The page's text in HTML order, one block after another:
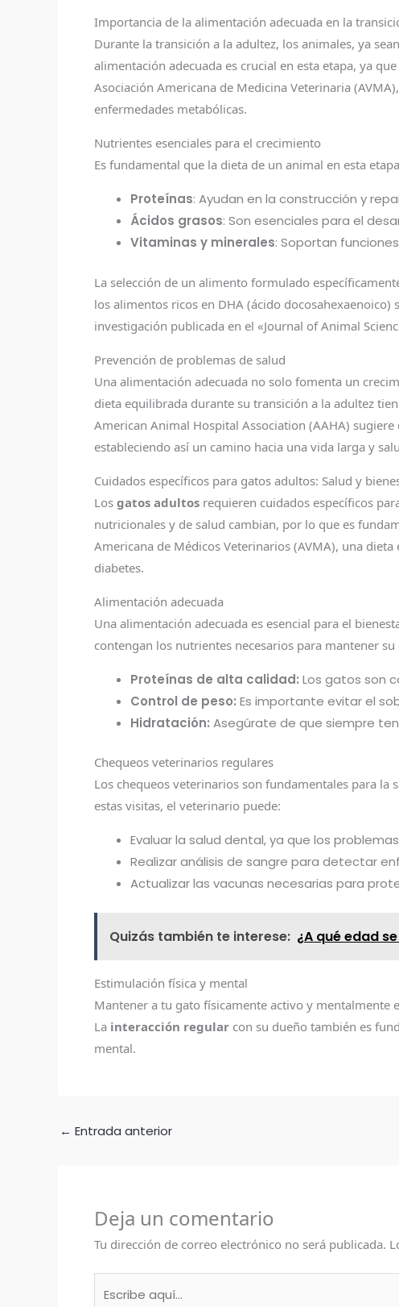
Importancia de la alimentación adecuada en la
Durante la transición a la adultez, los animales, ya
alimentación adecuada es crucial en esta etapa, ya
Asociación Americana de Medicina Veterinaria
enfermedades metabólicas.
Nutrientes esenciales para el crecimiento
Es fundamental que la dieta de un animal en esta
Proteínas: Ayudan en la construcción y
Ácidos grasos: Son esenciales para el
Vitaminas y minerales: Soportan
La selección de un alimento formulado
los alimentos ricos en DHA (ácido
investigación publicada en el «Journal of Animal
Prevención de problemas de salud
Una alimentación adecuada no solo fomenta un
dieta equilibrada durante su transición a la adultez
American Animal Hospital Association (AAHA)
estableciendo así un camino hacia una vida larga y
Cuidados específicos para gatos adultos: Salud y
Los gatos adultos requieren cuidados específicos
nutricionales y de salud cambian, por lo que es
Americana de Médicos Veterinarios (AVMA), una
diabetes.
Alimentación adecuada
Una alimentación adecuada es esencial para el
contengan los nutrientes necesarios para mantener
Proteínas de alta calidad: Los gatos son
Control de peso: Es importante evitar el
Hidratación: Asegúrate de que siempre
Chequeos veterinarios regulares
Los chequeos veterinarios son fundamentales para
estas visitas, el veterinario puede:
Evaluar la salud dental, ya que los
Realizar análisis de sangre para detectar
Actualizar las vacunas necesarias para
Quizás también te interese: ¿A qué edad
Estimulación física y mental
Mantener a tu gato físicamente activo y mentalmente
La interacción regular con su dueño también es
mental.
← Entrada anterior
Deja un comentario
Tu dirección de correo electrónico no será publicada.